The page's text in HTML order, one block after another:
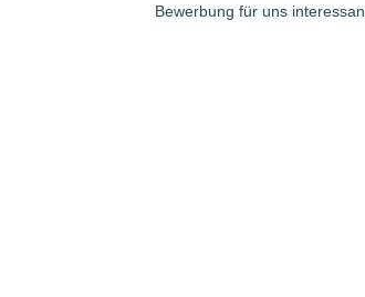
Bewerbung für uns